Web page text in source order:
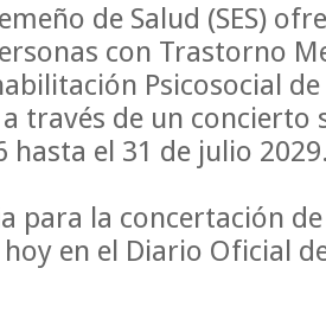
de Salud (SES)
con Trastorno
Psicosocial de
a través de un concierto
hasta el 31 de julio
para la concertación
en el Diario Oficial